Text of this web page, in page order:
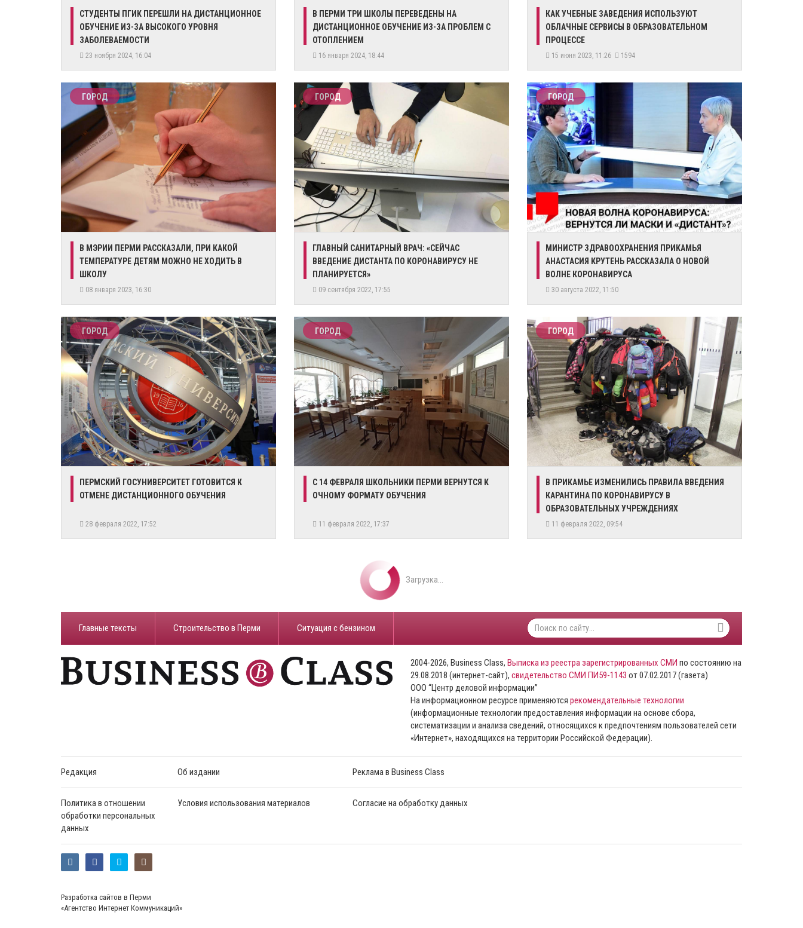
СТУДЕНТЫ ПГИК ПЕРЕШЛИ НА ДИСТАНЦИОННОЕ
ОБУЧЕНИЕ ИЗ-ЗА ВЫСОКОГО УРОВНЯ
ЗАБОЛЕВАЕМОСТИ
23 ноября 2024, 16:04
​В ПЕРМИ ТРИ ШКОЛЫ ПЕРЕВЕДЕНЫ НА
ДИСТАНЦИОННОЕ ОБУЧЕНИЕ ИЗ-ЗА ПРОБЛЕМ С
ОТОПЛЕНИЕМ
16 января 2024, 18:44
КАК УЧЕБНЫЕ ЗАВЕДЕНИЯ ИСПОЛЬЗУЮТ
ОБЛАЧНЫЕ СЕРВИСЫ В ОБРАЗОВАТЕЛЬНОМ
ПРОЦЕССЕ
15 июня 2023, 11:26 1594
ГОРОД
​В МЭРИИ ПЕРМИ РАССКАЗАЛИ, ПРИ КАКОЙ
ТЕМПЕРАТУРЕ ДЕТЯМ МОЖНО НЕ ХОДИТЬ В
ШКОЛУ
08 января 2023, 16:30
ГОРОД
ГЛАВНЫЙ САНИТАРНЫЙ ВРАЧ: «СЕЙЧАС
ВВЕДЕНИЕ ДИСТАНТА ПО КОРОНАВИРУСУ НЕ
ПЛАНИРУЕТСЯ»
09 сентября 2022, 17:55
ГОРОД
МИНИСТР ЗДРАВООХРАНЕНИЯ ПРИКАМЬЯ
АНАСТАСИЯ КРУТЕНЬ РАССКАЗАЛА О НОВОЙ
ВОЛНЕ КОРОНАВИРУСА
30 августа 2022, 11:50
ГОРОД
​ПЕРМСКИЙ ГОСУНИВЕРСИТЕТ ГОТОВИТСЯ К
ОТМЕНЕ ДИСТАНЦИОННОГО ОБУЧЕНИЯ
28 февраля 2022, 17:52
ГОРОД
С 14 ФЕВРАЛЯ ШКОЛЬНИКИ ПЕРМИ ВЕРНУТСЯ К
ОЧНОМУ ФОРМАТУ ОБУЧЕНИЯ
11 февраля 2022, 17:37
ГОРОД
В ПРИКАМЬЕ ИЗМЕНИЛИСЬ ПРАВИЛА ВВЕДЕНИЯ
КАРАНТИНА ПО КОРОНАВИРУСУ В
ОБРАЗОВАТЕЛЬНЫХ УЧРЕЖДЕНИЯХ
11 февраля 2022, 09:54
Загрузка...
Главные тексты Строительство в Перми ​Ситуация с бензином
2004-2026, Business Class, Выписка из реестра зарегистрированных СМИ по состоянию на
29.08.2018 (интернет-сайт), свидетельство СМИ ПИ59-1143 от 07.02.2017 (газета)
ООО “Центр деловой информации”
На информационном ресурсе применяются рекомендательные технологии
(информационные технологии предоставления информации на основе сбора,
систематизации и анализа сведений, относящихся к предпочтениям пользователей сети
«Интернет», находящихся на территории Российской Федерации).
Редакция Об издании Реклама в Business Class
Политика в отношении
обработки персональных
данных
Условия использования материалов Согласие на обработку данных
Разработка сайтов в Перми
«Агентство Интернет Коммуникаций»